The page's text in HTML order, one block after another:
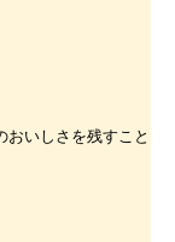
いしさを残すこと